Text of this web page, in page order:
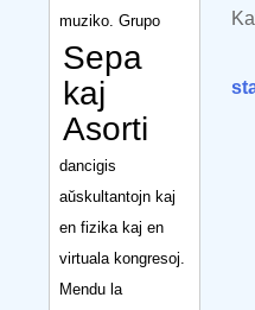
muziko. Grupo
Sepa
kaj
Asorti
dancigis
aŭskultantojn kaj
en fizika kaj en
virtuala kongresoj.
Mendu la